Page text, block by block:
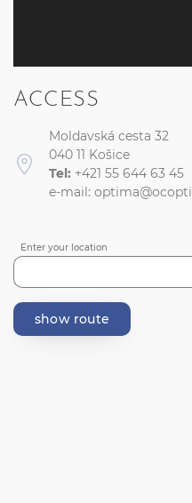
ACCESS
Moldavská cesta 32
040 11 Košice
Tel: +421 55 644 63 45
e-mail:
Enter your location
show route